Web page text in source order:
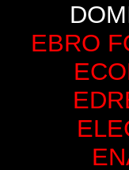
EBRO